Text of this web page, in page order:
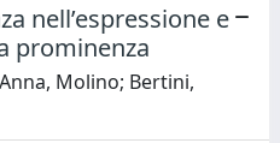
nell’espressione e
prominenza
Molino; Bertini,